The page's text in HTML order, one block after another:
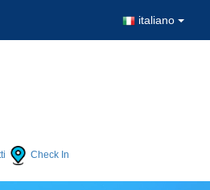
italiano
Check In